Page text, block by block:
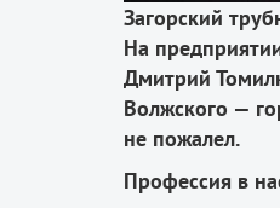
Загорский
На
Дмитрий
Волжского —
не пожалел.
Профессия в